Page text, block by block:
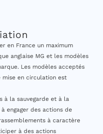
en France un maximum
anglaise MG et les modèles
Les modèles acceptés
en circulation est
à la sauvegarde et à la
engager des actions de
à caractère
à des actions